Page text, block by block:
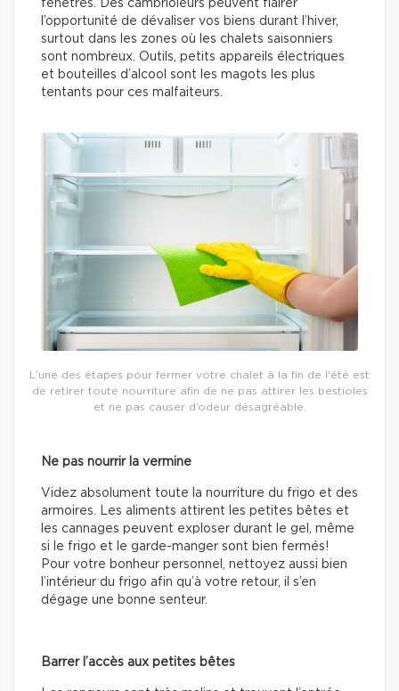
fenêtres. Des cambrioleurs peuvent flairer
l’opportunité de dévaliser vos biens durant l’hiver,
surtout dans les zones où les chalets saisonniers
sont nombreux. Outils, petits appareils électriques
et bouteilles d’alcool sont les magots les plus
tentants pour ces malfaiteurs.
L’une des étapes pour fermer votre chalet à la fin de l'été est
de retirer toute nourriture afin de ne pas attirer les bestioles
et ne pas causer d’odeur désagréable.
Ne pas nourrir la vermine
Videz absolument toute la nourriture du frigo et des
armoires. Les aliments attirent les petites bêtes et
les cannages peuvent exploser durant le gel, même
si le frigo et le garde-manger sont bien fermés!
Pour votre bonheur personnel, nettoyez aussi bien
l’intérieur du frigo afin qu’à votre retour, il s’en
dégage une bonne senteur.
Barrer l’accès aux petites bêtes